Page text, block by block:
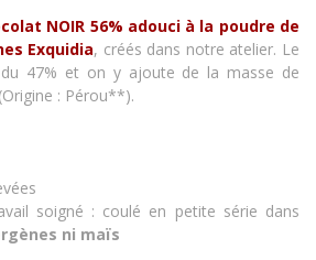
NOIR 56% adouci à la poudre de
Exquidia, créés dans notre atelier. Le
47% et on y ajoute de la masse de
: Pérou**).
soigné : coulé en petite série dans
ni maïs